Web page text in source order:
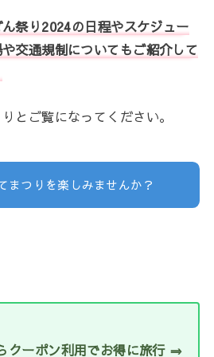
祭り2024の日程やスケジュー
交通規制についてもご紹介して
とご覧になってください。
まつりを楽しみませんか？
クーポン利用でお得に旅行 ⇒